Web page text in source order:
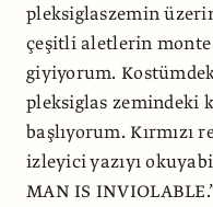
pleksiglaszemin
çeşitli aletlerin
giyiyorum.
pleksiglas zemindeki
başlıyorum. Kırmızı
izleyici yazıyı
MAN IS